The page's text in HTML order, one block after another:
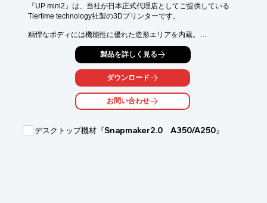
『UP mini2』は、当社が日本正式代理店としてご提供している
Tiertime technology社製の3Dプリンターです。
精悍なボディには機能性に優れた造形エリアを内蔵。
ノズル高さの自動測定とソフトウェアによる水平調整補助が
高精度な造形を強力にサポートします。
その他にも『UP Plus2』『UP BOX＋』といった3Dプリンター製
取り扱っておりますので、ご要望の際はお気軽にご相談くださ
■前シリーズ機の取り回しの良さはそのままに
製品を詳しく見る
ダウンロード
お問い合わせ
デスクトップ機材『Snapmaker2.0 A350/A250』